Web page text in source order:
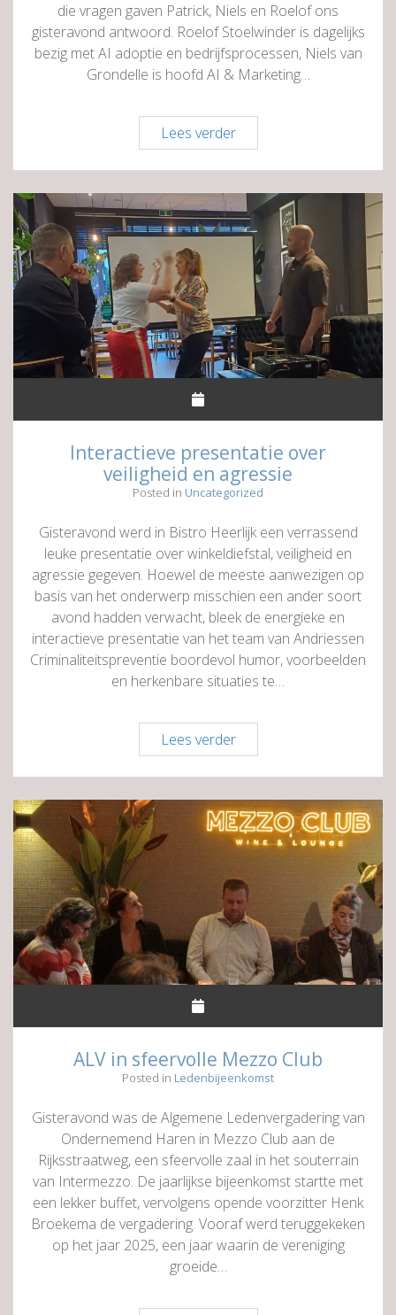
die vragen gaven Patrick, Niels en Roelof ons
gisteravond antwoord. Roelof Stoelwinder is dagelijks
bezig met AI adoptie en bedrijfsprocessen, Niels van
Grondelle is hoofd AI & Marketing…
Lees verderInspirerend
kijkje
in
de
wereld
van
Interactieve presentatie over
veiligheid en agressie
Posted in Uncategorized
Gisteravond werd in Bistro Heerlijk een verrassend
leuke presentatie over winkeldiefstal, veiligheid en
agressie gegeven. Hoewel de meeste aanwezigen op
basis van het onderwerp misschien een ander soort
avond hadden verwacht, bleek de energieke en
interactieve presentatie van het team van Andriessen
Criminaliteitspreventie boordevol humor, voorbeelden
en herkenbare situaties te…
Lees verderInteractieve
presentatie
over
veiligheid
en
agressie
ALV in sfeervolle Mezzo Club
Posted in Ledenbijeenkomst
Gisteravond was de Algemene Ledenvergadering van
Ondernemend Haren in Mezzo Club aan de
Rijksstraatweg, een sfeervolle zaal in het souterrain
van Intermezzo. De jaarlijkse bijeenkomst startte met
een lekker buffet, vervolgens opende voorzitter Henk
Broekema de vergadering. Vooraf werd teruggekeken
op het jaar 2025, een jaar waarin de vereniging
groeide…